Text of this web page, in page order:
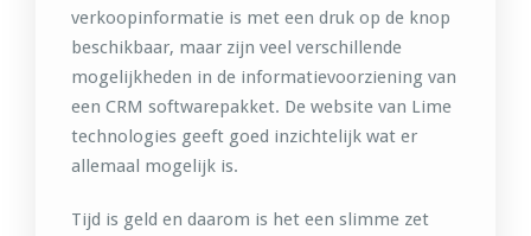
verkoopinformatie is met een druk op de knop
beschikbaar, maar zijn veel verschillende
mogelijkheden in de informatievoorziening van
een CRM softwarepakket. De website van Lime
technologies geeft goed inzichtelijk wat er
allemaal mogelijk is.
Tijd is geld en daarom is het een slimme zet